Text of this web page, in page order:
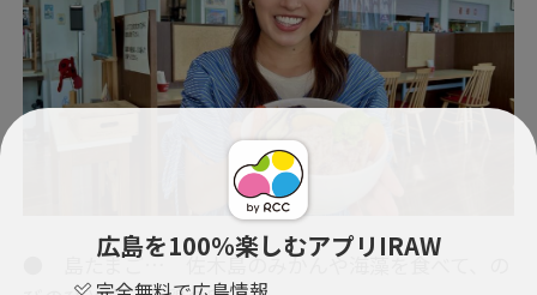
広島を100％楽しむアプリIRAW
● 島たまご… 佐木島のみかんや海藻を食べて、の